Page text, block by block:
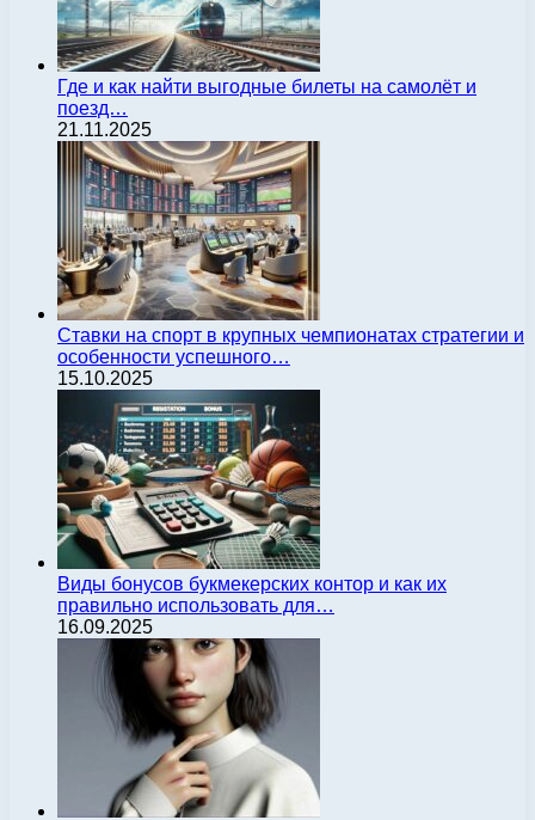
Где и как найти выгодные билеты на самолёт и
поезд…
21.11.2025
Ставки на спорт в крупных чемпионатах стратегии и
особенности успешного…
15.10.2025
Виды бонусов букмекерских контор и как их
правильно использовать для…
16.09.2025